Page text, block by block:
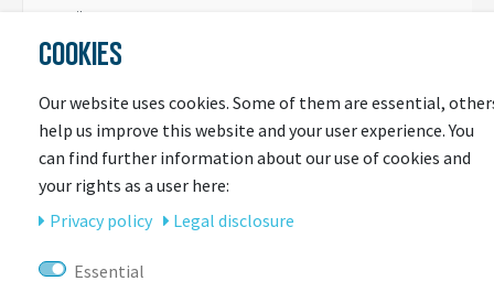
Überstandshöhe
11
Überstandshöhe
12 Reach 370 376 380
13 Stack 496 505 523
14 Gabellänge 370
COOKIES
Our website uses cookies. Some of them are essential,
help us improve this website and your user experience. You
can find further information about our use of cookies and
your rights as a user here:
Privacy policy
Legal disclosure
Essential